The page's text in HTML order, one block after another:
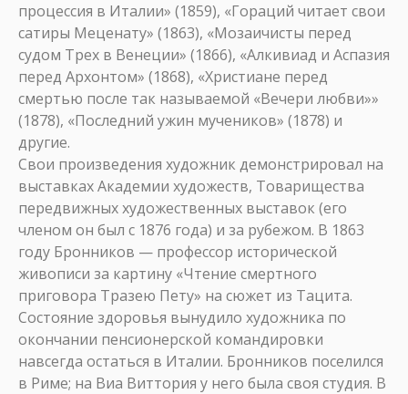
процессия в Италии» (1859), «Гораций читает свои
сатиры Меценату» (1863), «Мозаичисты перед
судом Трех в Венеции» (1866), «Алкивиад и Аспазия
перед Архонтом» (1868), «Христиане перед
смертью после так называемой «Вечери любви»»
(1878), «Последний ужин мучеников» (1878) и
другие.
Свои произведения художник демонстрировал на
выставках Академии художеств, Товарищества
передвижных художественных выставок (его
членом он был с 1876 года) и за рубежом. В 1863
году Бронников — профессор исторической
живописи за картину «Чтение смертного
приговора Тразею Пету» на сюжет из Тацита.
Состояние здоровья вынудило художника по
окончании пенсионерской командировки
навсегда остаться в Италии. Бронников поселился
в Риме; на Виа Виттория у него была своя студия. В